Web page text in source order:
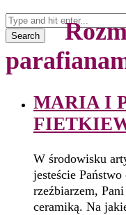
Search
MARIA I
W środowisku
jesteście
rzeźbiarzem,
ceramiką. Na